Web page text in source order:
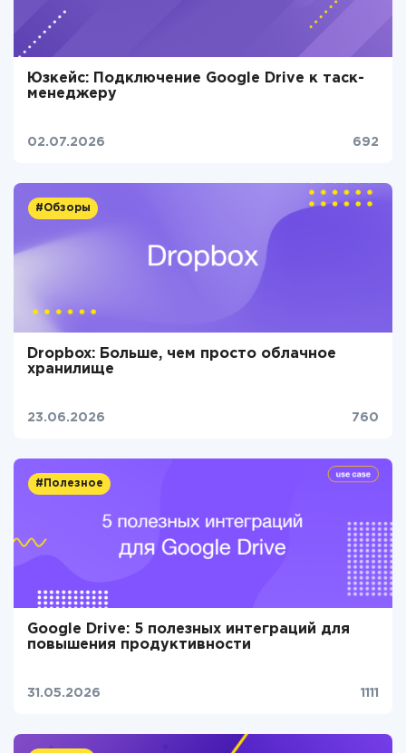
Юзкейс: Подключение Google Drive к таск-
менеджеру
02.07.2026 692
#Обзоры
Dropbox: Больше, чем просто облачное
хранилище
23.06.2026 760
#Полезное
Google Drive: 5 полезных интеграций для
повышения продуктивности
31.05.2026 1111